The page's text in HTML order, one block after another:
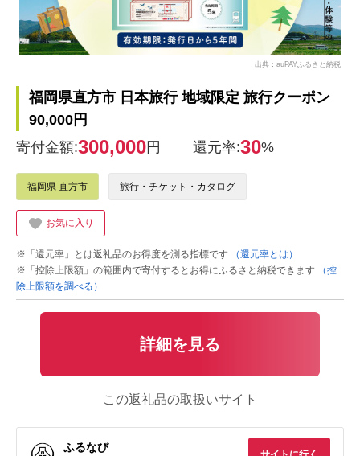
出典：auPAYふるさと納税
福岡県直方市 日本旅行 地域限定 旅行クーポン
90,000円
寄付金額:300,000円 還元率:30%
福岡県 直方市 旅行・チケット・カタログ
お気に入り
※「還元率」とは返礼品のお得度を測る指標です
（還元率とは）
※「控除上限額」の範囲内で寄付するとお得にふるさと納税できます
（控
除上限額を調べる）
詳細を見る
この返礼品の取扱いサイト
ふるなび